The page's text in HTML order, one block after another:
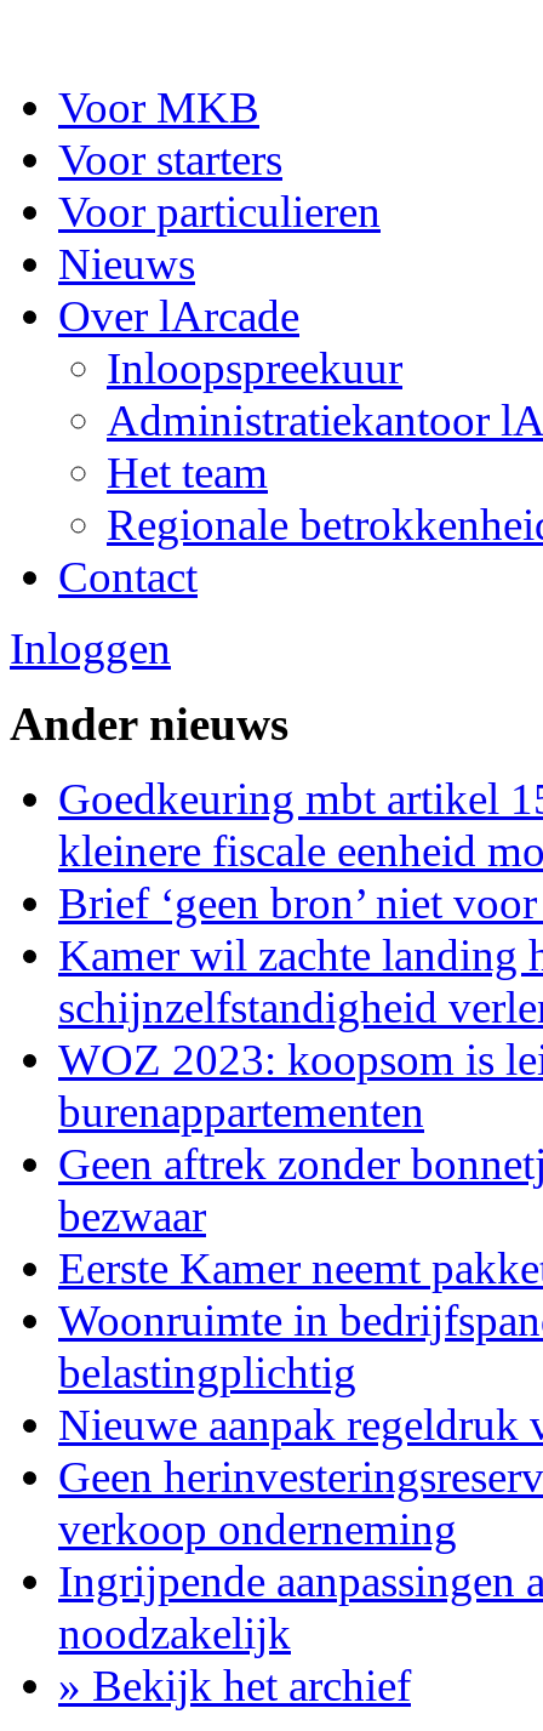
Voor MKB
Voor starters
Voor particulieren
Nieuws
Over lArcade
Inloopspreekuur
Administratiekantoor
Het team
Regionale
Contact
Inloggen
Ander nieuws
Goedkeuring mbt artikel
kleinere fiscale eenheid
Brief ‘geen bron’ niet
Kamer wil zachte landing
schijnzelfstandigheid
WOZ 2023: koopsom is
burenappartementen
Geen aftrek zonder
bezwaar
Eerste Kamer neemt
Woonruimte in
belastingplichtig
Nieuwe aanpak
Geen
verkoop onderneming
Ingrijpende aanpassingen
noodzakelijk
» Bekijk het archief